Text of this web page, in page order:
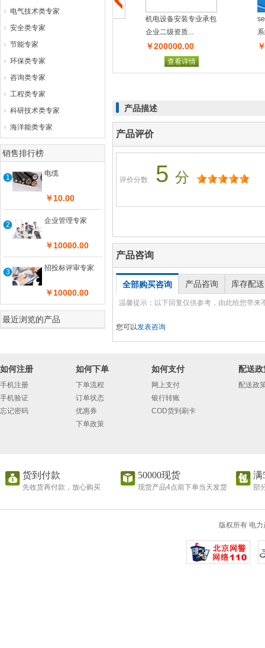
电气技术类专家
安全类专家
节能专家
环保类专家
咨询类专家
工程类专家
科研技术类专家
海洋能类专家
销售排行榜
1 电缆
￥10.00
2 企业管理专家
￥10000.00
3 招投标评审专家
￥10000.00
最近浏览的产品
叉车、迷你型...
￥125000.00
机电设备安装专业承包
企业二级资质...
￥200000.00
查看详情
产品描述
产品评价
评价分数 5 分
产品咨询
全部购买咨询 产品咨询 库存配送
温馨提示：以下回复仅供参考，由此给您带来
您可以发表咨询
如何注册
手机注册
手机验证
忘记密码
如何下单
下单流程
订单状态
优惠券
下单政策
如何支付
网上支付
银行转账
COD货到刷卡
配送政
配送政
货到付款
先收货再付款，放心购买
50000现货
现货产品4点前下单当天发货
满
部
版权所有 电